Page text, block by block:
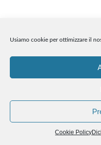
Usiamo cookie per ottimizzare il
Cookie Policy